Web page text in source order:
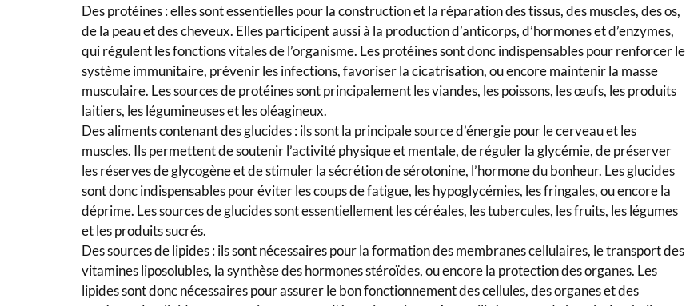
Des protéines : elles sont essentielles pour la construction et la réparation des tissus, des muscles, des os,
de la peau et des cheveux. Elles participent aussi à la production d’anticorps, d’hormones et d’enzymes,
qui régulent les fonctions vitales de l’organisme. Les protéines sont donc indispensables pour renforcer le
système immunitaire, prévenir les infections, favoriser la cicatrisation, ou encore maintenir la masse
musculaire. Les sources de protéines sont principalement les viandes, les poissons, les œufs, les produits
laitiers, les légumineuses et les oléagineux.
Des aliments contenant des glucides : ils sont la principale source d’énergie pour le cerveau et les
muscles. Ils permettent de soutenir l’activité physique et mentale, de réguler la glycémie, de préserver
les réserves de glycogène et de stimuler la sécrétion de sérotonine, l’hormone du bonheur. Les glucides
sont donc indispensables pour éviter les coups de fatigue, les hypoglycémies, les fringales, ou encore la
déprime. Les sources de glucides sont essentiellement les céréales, les tubercules, les fruits, les légumes
et les produits sucrés.
Des sources de lipides : ils sont nécessaires pour la formation des membranes cellulaires, le transport des
vitamines liposolubles, la synthèse des hormones stéroïdes, ou encore la protection des organes. Les
lipides sont donc nécessaires pour assurer le bon fonctionnement des cellules, des organes et des